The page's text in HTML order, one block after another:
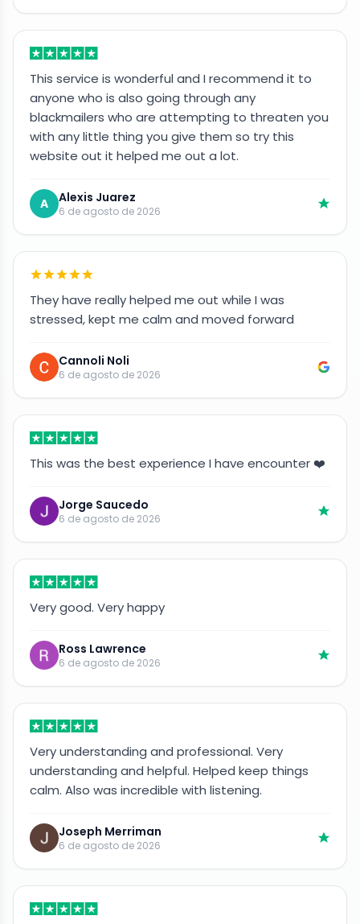
This service is wonderful and I recommend it to
anyone who is also going through any
blackmailers who are attempting to threaten you
with any little thing you give them so try this
website out it helped me out a lot.
A Alexis Juarez
6 de agosto de 2026
They have really helped me out while I was
stressed, kept me calm and moved forward
Cannoli Noli
6 de agosto de 2026
This was the best experience I have encounter ❤️
Jorge Saucedo
6 de agosto de 2026
Very good. Very happy
Ross Lawrence
6 de agosto de 2026
Very understanding and professional. Very
understanding and helpful. Helped keep things
calm. Also was incredible with listening.
Joseph Merriman
6 de agosto de 2026